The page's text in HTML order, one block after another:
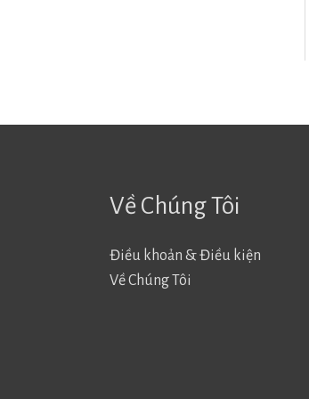
Về Chúng Tôi
Điều khoản & Điều kiện
Về Chúng Tôi